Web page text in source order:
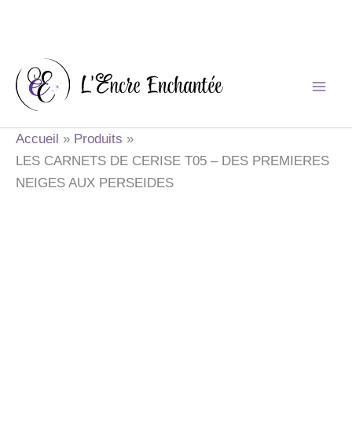
contenu
Accueil
Produits
LES CARNETS DE CERISE T05 – DES PREMIERES
NEIGES AUX PERSEIDES